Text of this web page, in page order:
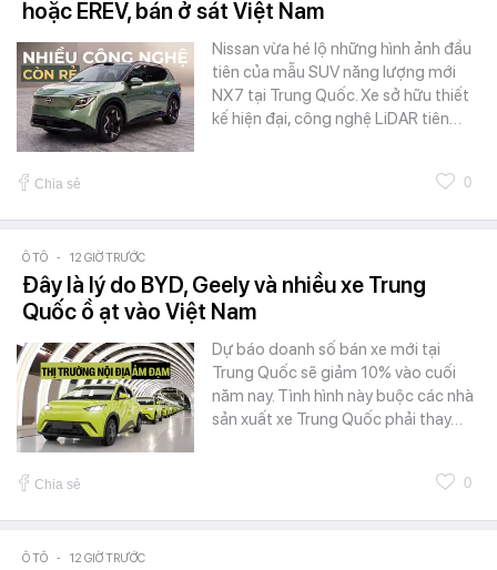
hoặc EREV, bán ở sát Việt Nam
Nissan vừa hé lộ những hình ảnh đầu
tiên của mẫu SUV năng lượng mới
NX7 tại Trung Quốc. Xe sở hữu thiết
kế hiện đại, công nghệ LiDAR tiên…
Chia sẻ 0
Ô TÔ - 12 GIỜ TRƯỚC
Đây là lý do BYD, Geely và nhiều xe Trung
Quốc ồ ạt vào Việt Nam
Dự báo doanh số bán xe mới tại
Trung Quốc sẽ giảm 10% vào cuối
năm nay. Tình hình này buộc các nhà
sản xuất xe Trung Quốc phải thay…
Chia sẻ 0
Ô TÔ - 12 GIỜ TRƯỚC